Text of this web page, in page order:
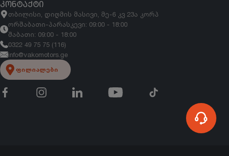
ᲙᲝᲜᲢᲐᲥᲢᲘ
თბილისი, დიღმის მასივი, მე-6 კვ 23ა კორპ
ორშაბათი-პარასკევი: 09:00 - 18:00
შაბათი: 09:00 - 18:00
0322 49 75 75 (116)
info@vakomotors.ge
ფილიალები